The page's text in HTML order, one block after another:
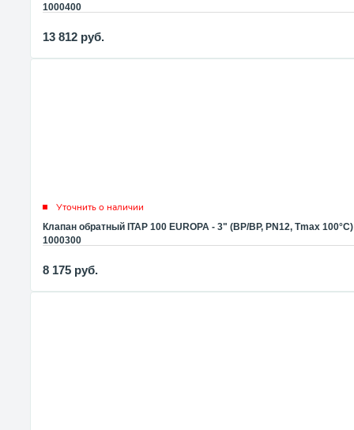
1000400
13 812 руб.
Уточнить о наличии
Клапан обратный ITAP 100 EUROPA - 3" (ВР/ВР, PN12, Tmax 100°С)
1000300
8 175 руб.